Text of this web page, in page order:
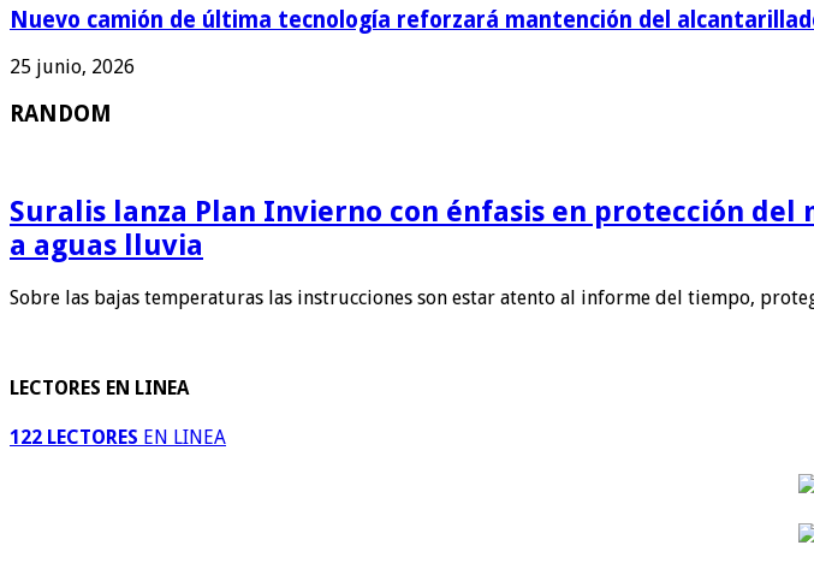
Nuevo camión de última tecnología reforzará mantención del
25 junio, 2026
RANDOM
Suralis lanza Plan Invierno con énfasis en protección
a aguas lluvia
Sobre las bajas temperaturas las instrucciones son estar atento al informe del tiempo,
LECTORES EN LINEA
122 LECTORES EN LINEA